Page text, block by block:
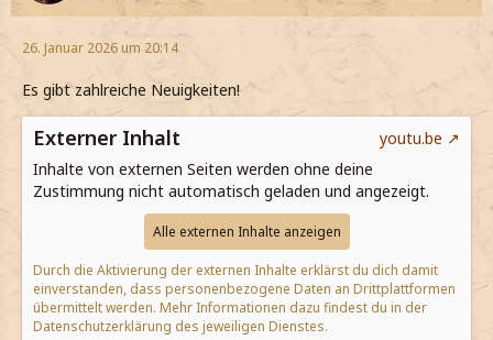
26. Januar 2026 um 20:14
Es gibt zahlreiche Neuigkeiten!
Externer Inhalt
youtu.be
Inhalte von externen Seiten werden ohne deine
Zustimmung nicht automatisch geladen und angezeigt.
Alle externen Inhalte anzeigen
Durch die Aktivierung der externen Inhalte erklärst du dich damit
einverstanden, dass personenbezogene Daten an Drittplattformen
übermittelt werden. Mehr Informationen dazu findest du in der
Datenschutzerklärung des jeweiligen Dienstes.